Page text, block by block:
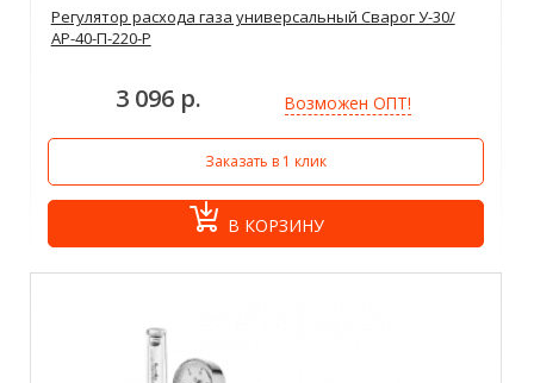
Регулятор расхода газа универсальный Сварог У-30/
АР-40-П-220-Р
3 096 р. Возможен ОПТ!
Заказать в 1 клик
В КОРЗИНУ